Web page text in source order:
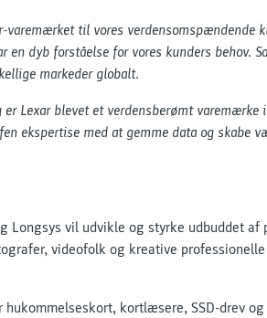
varemærket til vores verdensomspændende
en dyb forståelse for vores kunders behov.
markeder globalt.
Lexar blevet et verdensberømt varemærke
ekspertise med at gemme data og skabe
Longsys vil udvikle og styrke udbuddet
videofolk og kreative
kortlæsere, SSD-drev